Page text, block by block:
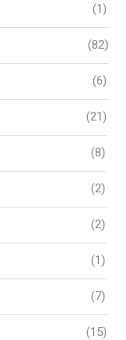
(1)
(82)
(6)
(21)
(8)
(2)
(2)
(1)
(7)
(15)